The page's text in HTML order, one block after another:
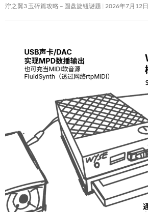
泞之翼3 玉碎篇攻略 – 圆盘旋钮谜题 2026年7月12日